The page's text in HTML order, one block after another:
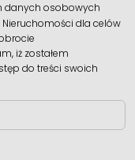
danych osobowych
dla celów
iż zostałem
do treści swoich